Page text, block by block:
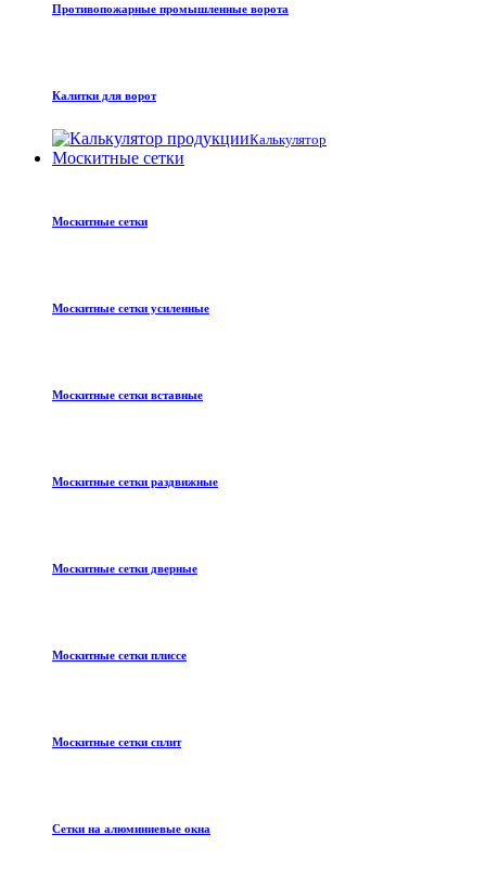
Противопожарные промышленные ворота
Калитки для ворот
Калькулятор
Москитные сетки
Москитные сетки
Москитные сетки усиленные
Москитные сетки вставные
Москитные сетки раздвижные
Москитные сетки дверные
Москитные сетки плиссе
Москитные сетки сплит
Сетки на алюминиевые окна